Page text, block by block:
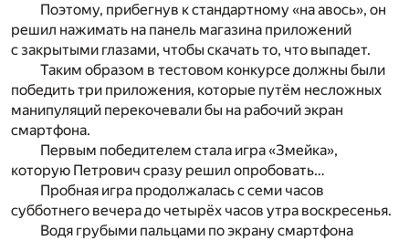
Поэтому, прибегнув к стандартному «на авось», он
решил нажимать на панель магазина приложений
с закрытыми глазами, чтобы скачать то, что выпадет.
Таким образом в тестовом конкурсе должны были
победить три приложения, которые путём несложных
манипуляций перекочевали бы на рабочий экран
смартфона.
Первым победителем стала игра «Змейка»,
которую Петрович сразу решил опробовать…
Пробная игра продолжалась с семи часов
субботнего вечера до четырёх часов утра воскресенья.
Водя грубыми пальцами по экрану смартфона